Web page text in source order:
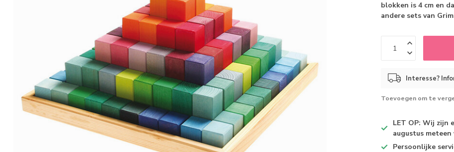
blokken is 4 cm en
andere sets van
Interesse?
Toevoegen om te
LET OP: Wij zijn
augustus
Persoonlijke